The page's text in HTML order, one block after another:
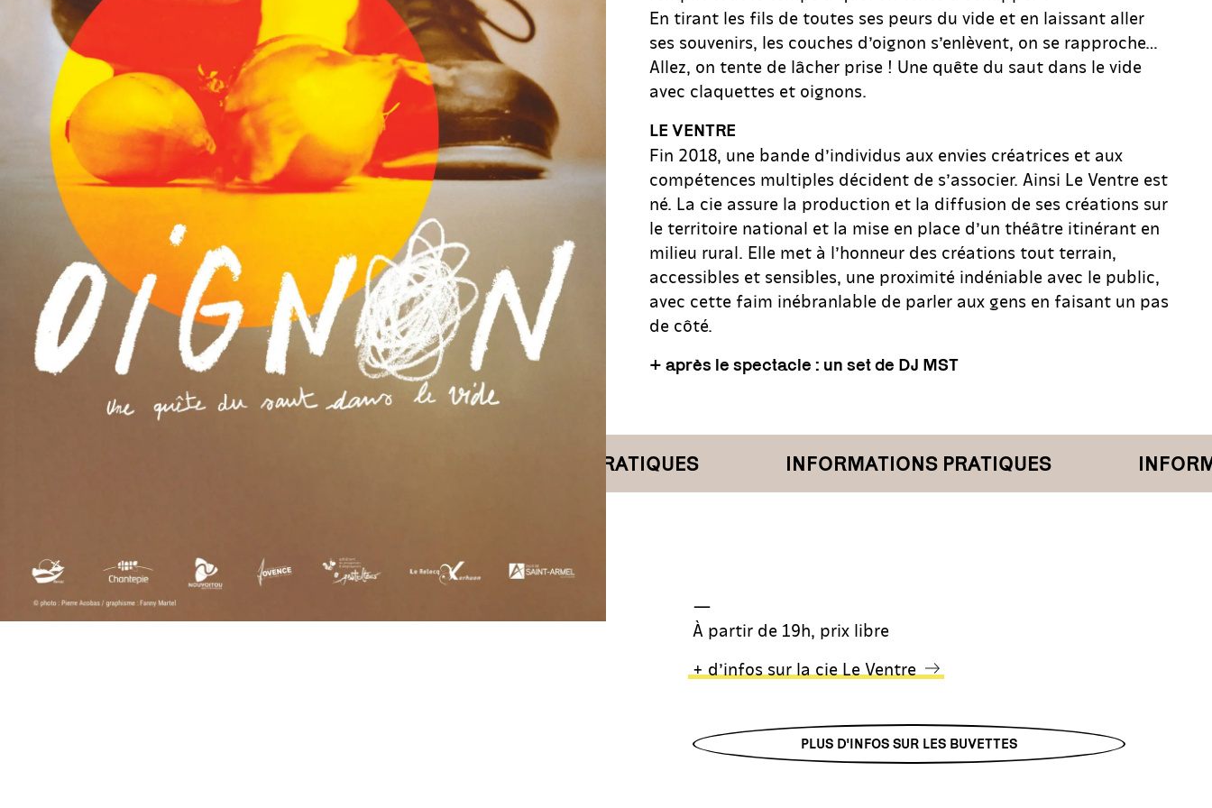
En tirant les fils de toutes ses peurs du vide et en laissant aller
ses souvenirs, les couches d’oignon s’enlèvent, on se rapproche…
Allez, on tente de lâcher prise ! Une quête du saut dans le vide
avec claquettes et oignons.
LE VENTRE
Fin 2018, une bande d’individus aux envies créatrices et aux
compétences multiples décident de s’associer. Ainsi Le Ventre est
né. La cie assure la production et la diffusion de ses créations sur
le territoire national et la mise en place d’un théâtre itinérant en
milieu rural. Elle met à l’honneur des créations tout terrain,
accessibles et sensibles, une proximité indéniable avec le public,
avec cette faim inébranlable de parler aux gens en faisant un pas
de côté.
+ après le spectacle : un set de DJ MST
INFORMATIONS PRATIQUES INFORMATIONS PRATIQUES
—
À partir de 19h, prix libre
+ d’infos sur la cie Le Ventre
PLUS D'INFOS SUR LES BUVETTES